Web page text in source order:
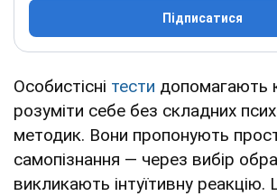
Підписатися
Особистісні тести допомагають
розуміти себе без складних
методик. Вони пропонують
самопізнання — через вибір
викликають інтуїтивну